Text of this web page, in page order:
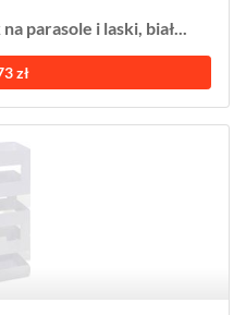
parasole i laski, biał...
zł